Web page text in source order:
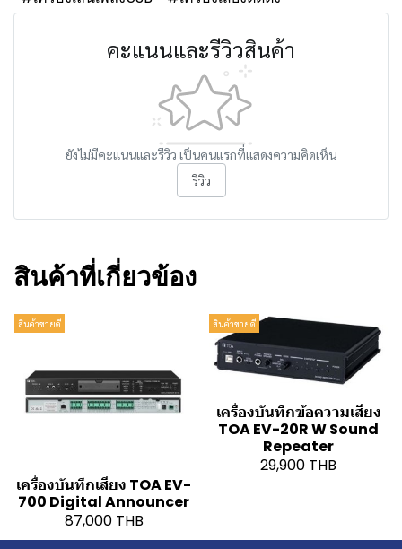
คะแนนและรีวิวสินค้า
ยังไม่มีคะแนนและรีวิว เป็นคนแรกที่แสดงความคิดเห็น
รีวิว
สินค้าที่เกี่ยวข้อง
สินค้าขายดี
เครื่องบันทึกเสียง TOA EV-
700 Digital Announcer
87,000 THB
สินค้าขายดี
เครื่องบันทึกข้อความเสียง
TOA EV-20R W Sound
Repeater
29,900 THB